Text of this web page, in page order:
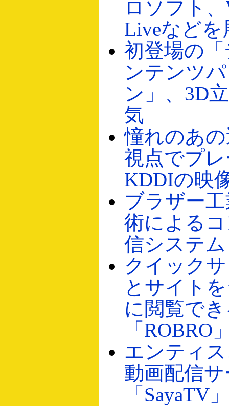
ロソフト
Liveなどを
初登場の
ンテンツ
ン」、3D
気
憧れのあ
視点でプ
KDDIの映
ブラザー
術による
信システ
クイック
とサイト
に閲覧で
「ROBRO
エンティ
動画配信
「SayaTV